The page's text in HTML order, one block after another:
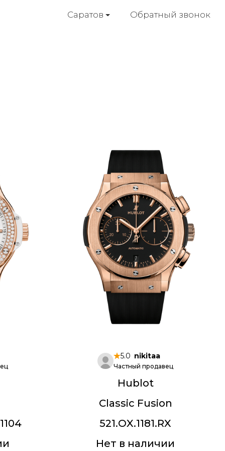
Саратов Обратный звонок
5.0 nikitaa
Частный продавец
Hublot
Classic Fusion
521.OX.1181.RX
Нет в наличии